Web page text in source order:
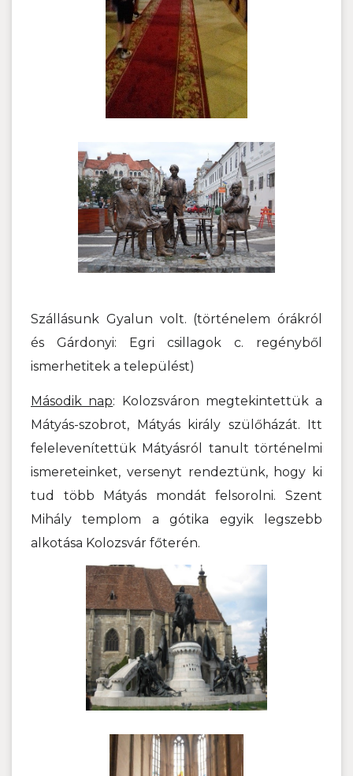
Szállásunk Gyalun volt. (történelem órákról
és Gárdonyi: Egri csillagok c. regényből
ismerhetitek a települést)
Második nap: Kolozsváron megtekintettük a
Mátyás-szobrot, Mátyás király szülőházát. Itt
felelevenítettük Mátyásról tanult történelmi
ismereteinket, versenyt rendeztünk, hogy ki
tud több Mátyás mondát felsorolni. Szent
Mihály templom a gótika egyik legszebb
alkotása Kolozsvár főterén.